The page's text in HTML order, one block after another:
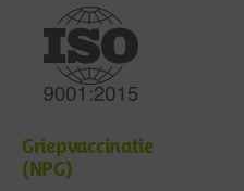
Griepvaccinatie
(NPG)